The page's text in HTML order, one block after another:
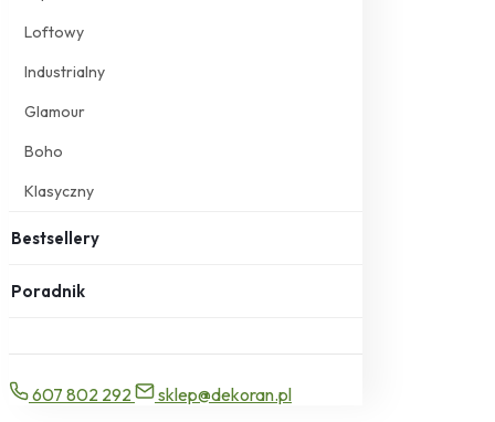
Loftowy
Industrialny
Glamour
Boho
Klasyczny
Bestsellery
Poradnik
607 802 292
sklep@dekoran.pl